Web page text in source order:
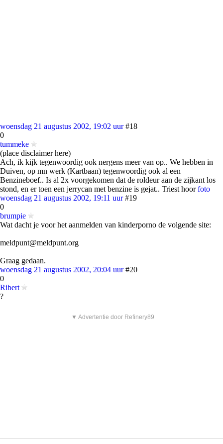
woensdag 21 augustus 2002, 19:02 uur #18
0
tummeke
(place disclaimer here)
Ach, ik kijk tegenwoordig ook nergens meer van op.. We hebben in
Duiven, op mn werk (Kartbaan) tegenwoordig ook al een
Benzineboef.. Is al 2x voorgekomen dat de roldeur aan de zijkant los
stond, en er toen een jerrycan met benzine is gejat.. Triest hoorfoto
woensdag 21 augustus 2002, 19:11 uur #19
0
brumpie
Wat dacht je voor het aanmelden van kinderporno de volgende site:
meldpunt@meldpunt.org
Graag gedaan.
woensdag 21 augustus 2002, 20:04 uur #20
0
Ribert
?
▼ Advertentie door Refinery89